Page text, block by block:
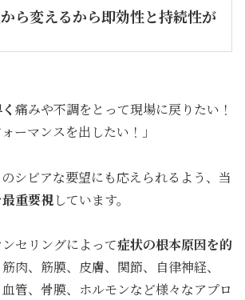
ら変えるから即効性と持続性が
痛みや不調をとって現場に戻りたい！
ーマンスを出したい！」
シビアな要望にも応えられるよう、当
重要視しています。
セリングによって症状の根本原因を的
肉、筋膜、皮膚、関節、自律神経、
管、骨膜、ホルモンなど様々なアプロ